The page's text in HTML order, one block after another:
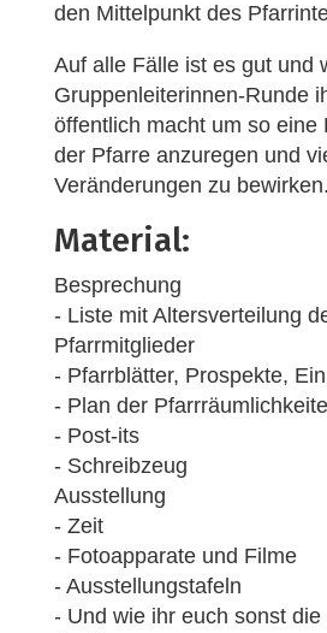
den Mittelpunkt des
Auf alle Fälle ist es gut und
Gruppenleiterinnen-Runde
öffentlich macht um so eine
der Pfarre anzuregen und
Veränderungen zu bewirken.
Material:
Besprechung
- Liste mit Altersverteilung
Pfarrmitglieder
- Pfarrblätter, Prospekte,
- Plan der
- Post-its
- Schreibzeug
Ausstellung
- Zeit
- Fotoapparate und Filme
- Ausstellungstafeln
- Und wie ihr euch sonst die